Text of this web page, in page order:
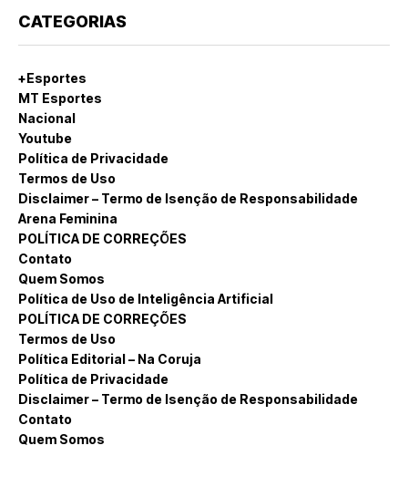
CATEGORIAS
+Esportes
MT Esportes
Nacional
Youtube
Política de Privacidade
Termos de Uso
Disclaimer – Termo de Isenção de Responsabilidade
Arena Feminina
POLÍTICA DE CORREÇÕES
Contato
Quem Somos
Política de Uso de Inteligência Artificial
POLÍTICA DE CORREÇÕES
Termos de Uso
Política Editorial – Na Coruja
Política de Privacidade
Disclaimer – Termo de Isenção de Responsabilidade
Contato
Quem Somos